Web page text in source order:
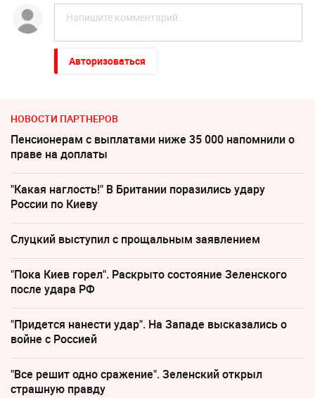
Авторизоваться
НОВОСТИ ПАРТНЕРОВ
Пенсионерам с выплатами ниже 35 000 напомнили о
праве на доплаты
"Какая наглость!" В Британии поразились удару
России по Киеву
Слуцкий выступил с прощальным заявлением
"Пока Киев горел". Раскрыто состояние Зеленского
после удара РФ
"Придется нанести удар". На Западе высказались о
войне с Россией
"Все решит одно сражение". Зеленский открыл
страшную правду